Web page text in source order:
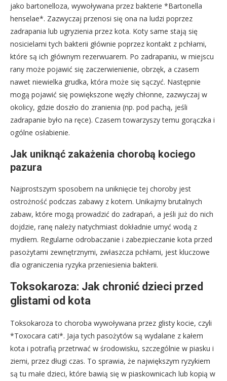
jako bartonelloza, wywoływana przez bakterie *Bartonella
henselae*. Zazwyczaj przenosi się ona na ludzi poprzez
zadrapania lub ugryzienia przez kota. Koty same stają się
nosicielami tych bakterii głównie poprzez kontakt z pchłami,
które są ich głównym rezerwuarem. Po zadrapaniu, w miejscu
rany może pojawić się zaczerwienienie, obrzęk, a czasem
nawet niewielka grudka, która może się sączyć. Następnie
mogą pojawić się powiększone węzły chłonne, zazwyczaj w
okolicy, gdzie doszło do zranienia (np. pod pachą, jeśli
zadrapanie było na ręce). Czasem towarzyszy temu gorączka i
ogólne osłabienie.
Jak uniknąć zakażenia chorobą kociego
pazura
Najprostszym sposobem na uniknięcie tej choroby jest
ostrożność podczas zabawy z kotem. Unikajmy brutalnych
zabaw, które mogą prowadzić do zadrapań, a jeśli już do nich
dojdzie, ranę należy natychmiast dokładnie umyć wodą z
mydłem. Regularne odrobaczanie i zabezpieczanie kota przed
pasożytami zewnętrznymi, zwłaszcza pchłami, jest kluczowe
dla ograniczenia ryzyka przeniesienia bakterii.
Toksokaroza: Jak chronić dzieci przed
glistami od kota
Toksokaroza to choroba wywoływana przez glisty kocie, czyli
*Toxocara cati*. Jaja tych pasożytów są wydalane z kałem
kota i potrafią przetrwać w środowisku, szczególnie w piasku i
ziemi, przez długi czas. To sprawia, że największym ryzykiem
są tu małe dzieci, które bawią się w piaskownicach lub kopią w